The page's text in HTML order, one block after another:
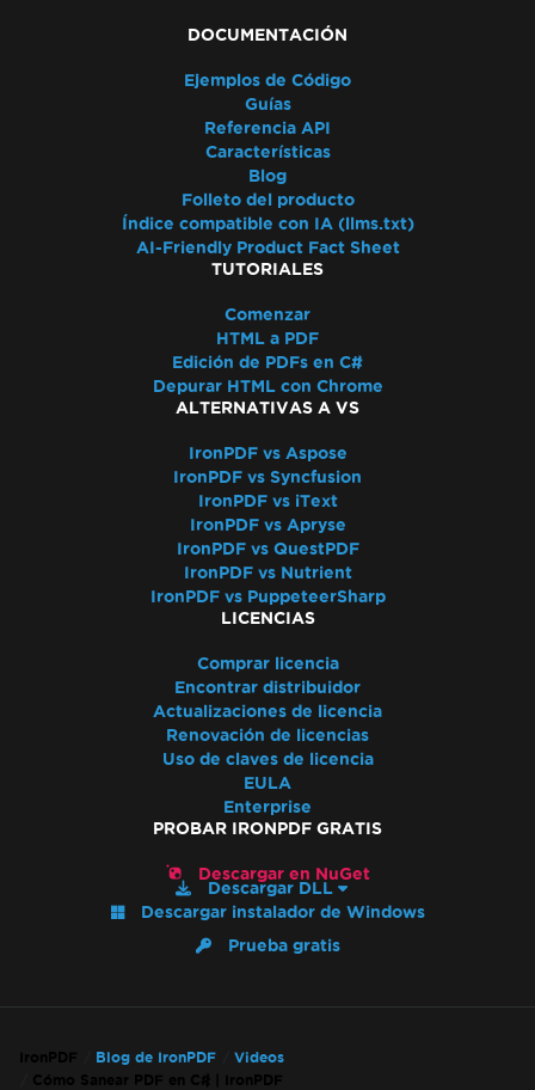
DOCUMENTACIÓN
Ejemplos de Código
Guías
Referencia API
Características
Blog
Folleto del producto
Índice compatible con IA (llms.txt)
AI-Friendly Product Fact Sheet
TUTORIALES
Comenzar
HTML a PDF
Edición de PDFs en C#
Depurar HTML con Chrome
ALTERNATIVAS A VS
IronPDF vs Aspose
IronPDF vs Syncfusion
IronPDF vs iText
IronPDF vs Apryse
IronPDF vs QuestPDF
IronPDF vs Nutrient
IronPDF vs PuppeteerSharp
LICENCIAS
Comprar licencia
Encontrar distribuidor
Actualizaciones de licencia
Renovación de licencias
Uso de claves de licencia
EULA
Enterprise
PROBAR IRONPDF GRATIS
Descargar en NuGet
Descargar DLL
Descargar instalador de Windows
Prueba gratis
IronPDF Blog de IronPDF
Videos
Cómo Sanear PDF en C# | IronPDF